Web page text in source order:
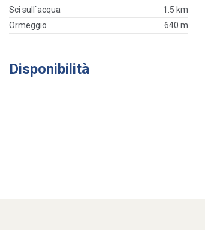
Sci sull`acqua
1.5 km
Ormeggio
640 m
Disponibilità